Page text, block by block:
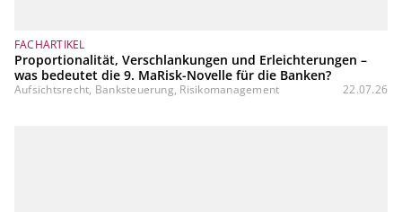
FACHARTIKEL
Proportionalität, Verschlankungen und Erleichterungen –
was bedeutet die 9. MaRisk-Novelle für die Banken?
Aufsichtsrecht, Banksteuerung, Risikomanagement 22.07.26